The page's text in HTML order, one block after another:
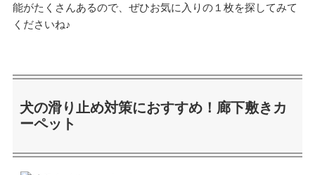
能がたくさんあるので、ぜひお気に入りの１枚を探してみて
くださいね♪
犬の滑り止め対策におすすめ！廊下敷きカ
ーペット